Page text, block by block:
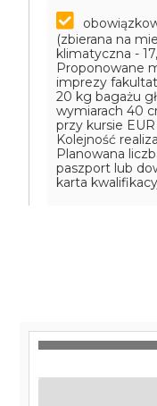
(zbierana na
klimatyczna -
Proponowane
imprezy
20 kg bagażu
wymiarach 40
przy kursie
Kolejność
Planowana
paszport lub
karta